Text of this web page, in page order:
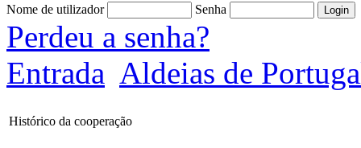
Nome de utilizador Senha
Perdeu a senha?
Entrada Aldeias de
Histórico da cooperação